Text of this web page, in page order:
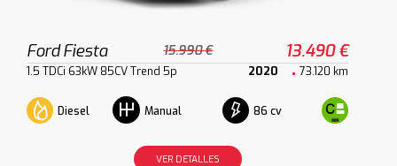
Ford Fiesta 15.990 € 13.490 €
1.5 TDCi 63kW 85CV Trend 5p 2020 73.120 km
Diesel Manual 86 cv
VER DETALLES